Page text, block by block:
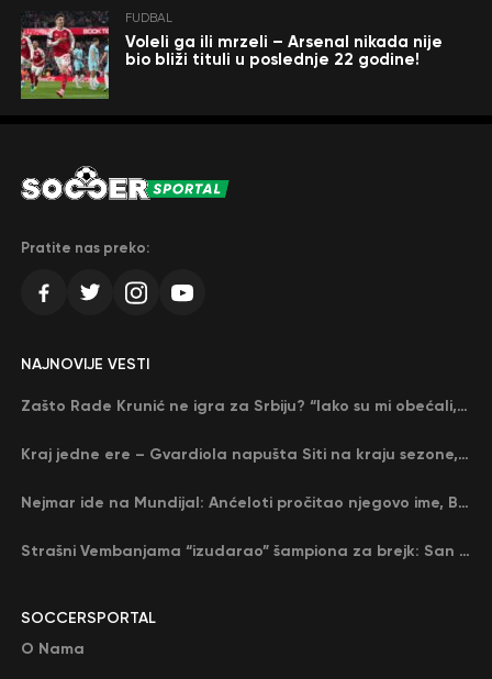
FUDBAL
Voleli ga ili mrzeli – Arsenal nikada nije
bio bliži tituli u poslednje 22 godine!
Pratite nas preko:
SOCCERSPORTAL
O Nama
NAJNOVIJE VESTI
Zašto Rade Krunić ne igra za Srbiju? “Iako su mi obećali, niko me nije zvao…”
Kraj jedne ere – Gvardiola napušta Siti na kraju sezone, menja ga njegov nekadašnji rival
Nejmar ide na Mundijal: Anćeloti pročitao njegovo ime, Brazil u delirijumu (VIDEO)
Strašni Vembanjama “izudarao” šampiona za brejk: San Antonio poveo protiv Oklahome